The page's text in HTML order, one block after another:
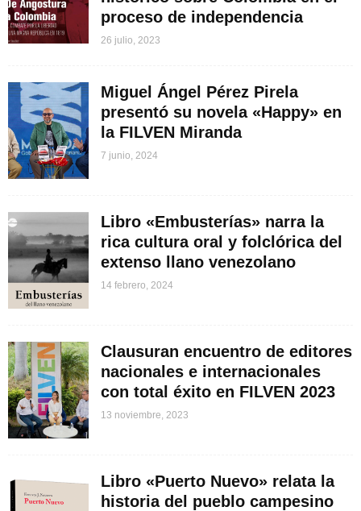
proceso de independencia
26 julio, 2023
Miguel Ángel Pérez Pirela
presentó su novela «Happy» en
la FILVEN Miranda
7 junio, 2024
Libro «Embusterías» narra la
rica cultura oral y folclórica del
extenso llano venezolano
14 febrero, 2024
Clausuran encuentro de editores
nacionales e internacionales
con total éxito en FILVEN 2023
13 noviembre, 2023
Libro «Puerto Nuevo» relata la
historia del pueblo campesino